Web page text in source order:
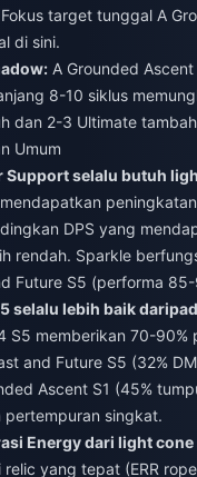
target tunggal A
di sini.
A Grounded
8-10 siklus
dan 2-3 Ultimate
Umum
Support selalu butuh
DPS yang
rendah. Sparkle
Future S5 (performa 85-
selalu lebih baik
S5 memberikan 70-90%
and Future S5 (32%
Ascent S1 (45%
pertempuran singkat.
Energy dari light
relic yang tepat (ERR